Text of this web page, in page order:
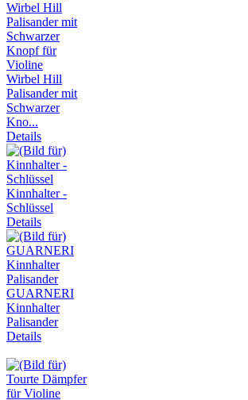
Wirbel Hill
Palisander mit
Schwarzer
Kno...
Details
Kinnhalter -
Schlüssel
Details
GUARNERI
Kinnhalter
Palisander
Details